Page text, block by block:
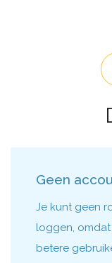
Geen
Je kunt geen
loggen,
betere